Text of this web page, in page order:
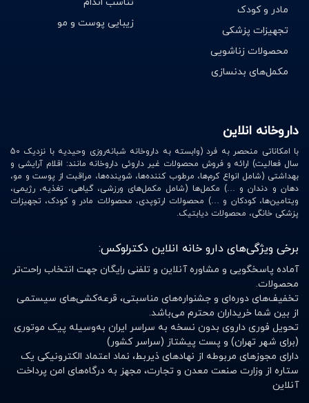
مادر و کودک
تجهیزات پزشکی
محصولات زناشویی
مکمل‌های بدنسازی
تناسب اندام
زیبایی پوست و مو
داروخانه انلاین
با امکاناتی منحصر به فرد (وابسته به داروخانه شبانه‌روزی وحیدیه با نزدیک 50
سال فعالیت) ارائه و فروش محصولات غیر داروئی داروخانه مانند: اقلام آرایشی و
بهداشتی (شامل انواع کرم‌ها، مرطوب کننده‌ها، شوینده‌ها، مراقبت از پوست و مو،
دهان و دندان و …) مکمل‌ها (شامل مکمل‌های ورزشی، گیاهی، تغذیه، رژیمی،
ویتامین‌ها، کودکان و …) محصولات ارتوپدی، محصولات مادر و کودک، تجهیزات
پزشکی خانگی، محصولات دیابتیک.
برخی ویژگی‌های دارو خانه انلاین دکترلوکس:
آماده پاسخگویی و مشاوره آنلاین و تلفنی رایگان جهت انتخاب راحت‌تر
محصولات.
تخفیف‌های دوره‌ای و جشنواره‌های مناسبتی، قرعه‌کشی‌های سیستمی
از بین شما خریداران محترم می‌باشد.
تحویل فوری داروی بدون نسخه به سراسر ایران به‌وسیله پیک موتوری
(برای شهر تهران) و پست پیشتاز (سراسر کشور)
دارای مجوزهای مربوطه از نهادهای ذیربط، نماد اعتماد الکترونیکی یک
ستاره از وزارت صنعت معدن و تجارت، مجهز به درگاه‌های امن پرداخت
آنلاین